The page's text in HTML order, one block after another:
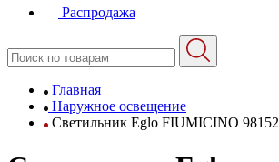
Распродажа
Главная
Наружное освещение
Светильник Eglo FIUMICINO 98152